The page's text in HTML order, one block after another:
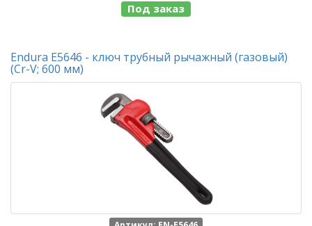
Под заказ
Endura E5646 - ключ трубный рычажный (газовый)
(Cr-V; 600 мм)